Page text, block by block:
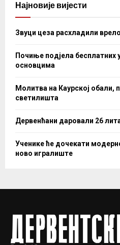
Најновије вијести
Звуци цеза расхладили
Почиње подјела бесплатних
основцима
Молитва на Каурској обали,
светилишта
Дервенћани даровали 26
Ученике ће дочекати
ново игралиште